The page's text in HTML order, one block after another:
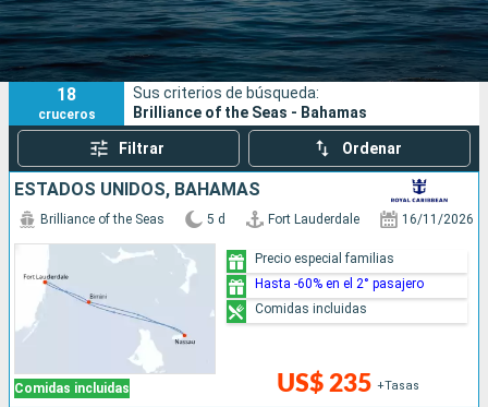
Fecha de salida
Puertos Compañías
Buscar
18
cruceros
Sus criterios de búsqueda:
Brilliance of the Seas - Bahamas
Filtrar Ordenar
ESTADOS UNIDOS, BAHAMAS
Comidas incluidas
Brilliance of the Seas 5 d Fort Lauderdale 16/11/2026
US$ 235 +Tasas
Precio especial familias
Hasta -60% en el 2° pasajero
Comidas incluidas